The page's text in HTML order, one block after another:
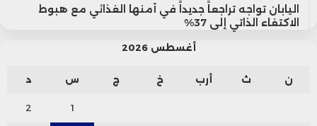
اليابان تواجه تراجعاً جديداً في أمنها الغذائي مع هبوط
الاكتفاء الذاتي إلى 37%
أغسطس 2026
ن ث أرب خ ج س د
1
2